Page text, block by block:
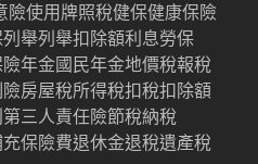
險使用牌照稅健保健康保險
列舉列舉扣除額利息勞保
年金國民年金地價稅報稅
險房屋稅所得稅扣稅扣除額
第三人責任險節稅納稅
充保險費退休金退稅遺產稅